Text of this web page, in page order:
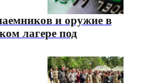
и оружие в
лагере под